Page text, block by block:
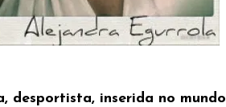
desportista, inserida no mundo